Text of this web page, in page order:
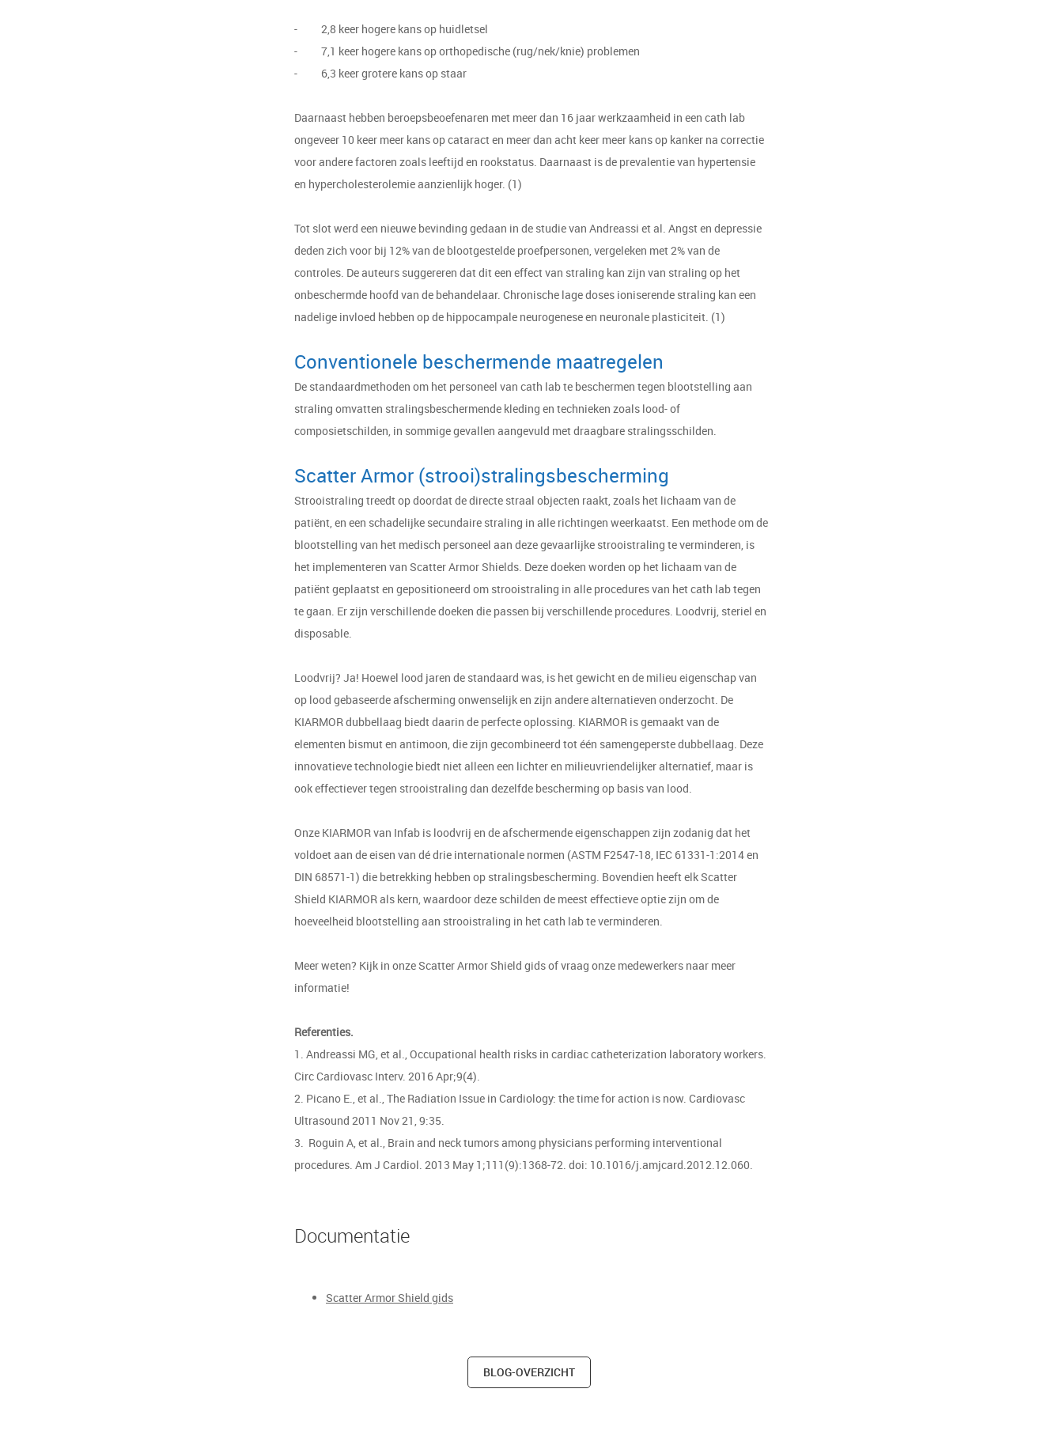
- 2,8 keer hogere kans op huidletsel
- 7,1 keer hogere kans op orthopedische (rug/nek/knie) problemen
- 6,3 keer grotere kans op staar
Daarnaast hebben beroepsbeoefenaren met meer dan 16 jaar werkzaamheid in een cath lab
ongeveer 10 keer meer kans op cataract en meer dan acht keer meer kans op kanker na correctie
voor andere factoren zoals leeftijd en rookstatus. Daarnaast is de prevalentie van hypertensie
en hypercholesterolemie aanzienlijk hoger. (1)
Tot slot werd een nieuwe bevinding gedaan in de studie van Andreassi et al. Angst en depressie
deden zich voor bij 12% van de blootgestelde proefpersonen, vergeleken met 2% van de
controles. De auteurs suggereren dat dit een effect van straling kan zijn van straling op het
onbeschermde hoofd van de behandelaar. Chronische lage doses ioniserende straling kan een
nadelige invloed hebben op de hippocampale neurogenese en neuronale plasticiteit. (1)
Conventionele beschermende maatregelen
De standaardmethoden om het personeel van cath lab te beschermen tegen blootstelling aan
straling omvatten stralingsbeschermende kleding en technieken zoals lood- of
composietschilden, in sommige gevallen aangevuld met draagbare stralingsschilden.
Scatter Armor (strooi)stralingsbescherming
Strooistraling treedt op doordat de directe straal objecten raakt, zoals het lichaam van de
patiënt, en een schadelijke secundaire straling in alle richtingen weerkaatst. Een methode om de
blootstelling van het medisch personeel aan deze gevaarlijke strooistraling te verminderen, is
het implementeren van Scatter Armor Shields. Deze doeken worden op het lichaam van de
patiënt geplaatst en gepositioneerd om strooistraling in alle procedures van het cath lab tegen
te gaan. Er zijn verschillende doeken die passen bij verschillende procedures. Loodvrij, steriel en
disposable.
Loodvrij? Ja! Hoewel lood jaren de standaard was, is het gewicht en de milieu eigenschap van
op lood gebaseerde afscherming onwenselijk en zijn andere alternatieven onderzocht. De
KIARMOR dubbellaag biedt daarin de perfecte oplossing. KIARMOR is gemaakt van de
elementen bismut en antimoon, die zijn gecombineerd tot één samengeperste dubbellaag. Deze
innovatieve technologie biedt niet alleen een lichter en milieuvriendelijker alternatief, maar is
ook effectiever tegen strooistraling dan dezelfde bescherming op basis van lood.
Onze KIARMOR van Infab is loodvrij en de afschermende eigenschappen zijn zodanig dat het
voldoet aan de eisen van dé drie internationale normen (ASTM F2547-18, IEC 61331-1:2014 en
DIN 68571-1) die betrekking hebben op stralingsbescherming. Bovendien heeft elk Scatter
Shield KIARMOR als kern, waardoor deze schilden de meest effectieve optie zijn om de
hoeveelheid blootstelling aan strooistraling in het cath lab te verminderen.
Meer weten? Kijk in onze Scatter Armor Shield gids of vraag onze medewerkers naar meer
informatie!
Referenties.
1. Andreassi MG, et al., Occupational health risks in cardiac catheterization laboratory workers.
Circ Cardiovasc Interv. 2016 Apr;9(4).
2. Picano E., et al., The Radiation Issue in Cardiology: the time for action is now. Cardiovasc
Ultrasound 2011 Nov 21, 9:35.
3. Roguin A, et al., Brain and neck tumors among physicians performing interventional
procedures. Am J Cardiol. 2013 May 1;111(9):1368-72. doi: 10.1016/j.amjcard.2012.12.060.
Documentatie
Scatter Armor Shield gids
BLOG-OVERZICHT